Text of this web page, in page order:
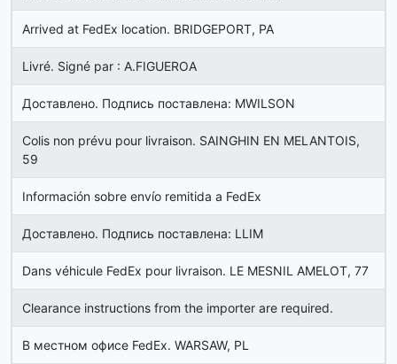
Arrived at FedEx location. BRIDGEPORT, PA
Livré. Signé par : A.FIGUEROA
Доставлено. Подпись поставлена: MWILSON
Colis non prévu pour livraison. SAINGHIN EN MELANTOIS,
59
Información sobre envío remitida a FedEx
Доставлено. Подпись поставлена: LLIM
Dans véhicule FedEx pour livraison. LE MESNIL AMELOT, 77
Clearance instructions from the importer are required.
В местном офисе FedEx. WARSAW, PL